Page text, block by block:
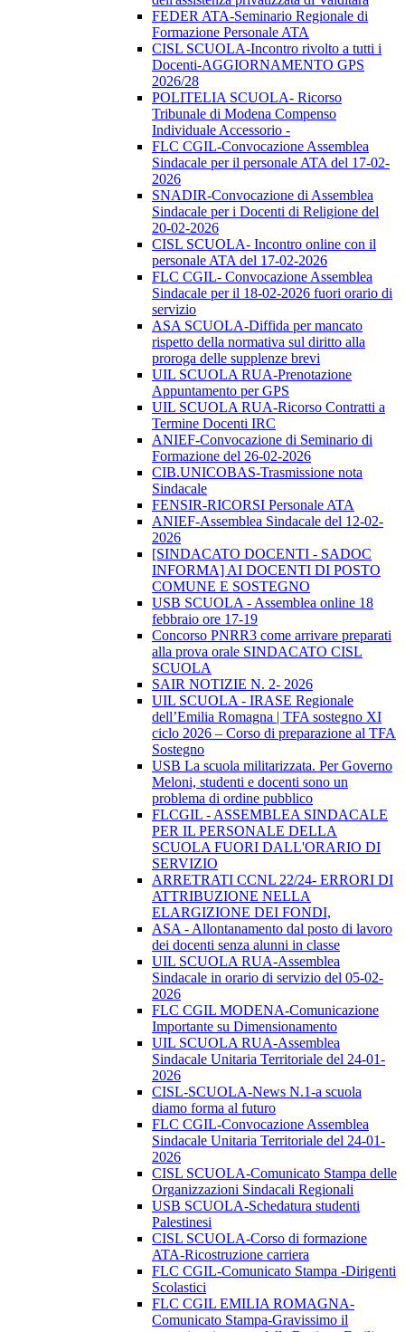
FEDER ATA-Seminario Regionale di
Formazione Personale ATA
CISL SCUOLA-Incontro rivolto a tutti i
Docenti-AGGIORNAMENTO GPS
2026/28
POLITELIA SCUOLA- Ricorso
Tribunale di Modena Compenso
Individuale Accessorio -
FLC CGIL-Convocazione Assemblea
Sindacale per il personale ATA del 17-02-
2026
SNADIR-Convocazione di Assemblea
Sindacale per i Docenti di Religione del
20-02-2026
CISL SCUOLA- Incontro online con il
personale ATA del 17-02-2026
FLC CGIL- Convocazione Assemblea
Sindacale per il 18-02-2026 fuori orario di
servizio
ASA SCUOLA-Diffida per mancato
rispetto della normativa sul diritto alla
proroga delle supplenze brevi
UIL SCUOLA RUA-Prenotazione
Appuntamento per GPS
UIL SCUOLA RUA-Ricorso Contratti a
Termine Docenti IRC
ANIEF-Convocazione di Seminario di
Formazione del 26-02-2026
CIB.UNICOBAS-Trasmissione nota
Sindacale
FENSIR-RICORSI Personale ATA
ANIEF-Assemblea Sindacale del 12-02-
2026
[SINDACATO DOCENTI - SADOC
INFORMA] AI DOCENTI DI POSTO
COMUNE E SOSTEGNO
USB SCUOLA - Assemblea online 18
febbraio ore 17-19
Concorso PNRR3 come arrivare preparati
alla prova orale SINDACATO CISL
SCUOLA
SAIR NOTIZIE N. 2- 2026
UIL SCUOLA - IRASE Regionale
dell’Emilia Romagna | TFA sostegno XI
ciclo 2026 – Corso di preparazione al TFA
Sostegno
USB La scuola militarizzata. Per Governo
Meloni, studenti e docenti sono un
problema di ordine pubblico
FLCGIL - ASSEMBLEA SINDACALE
PER IL PERSONALE DELLA
SCUOLA FUORI DALL'ORARIO DI
SERVIZIO
ARRETRATI CCNL 22/24- ERRORI DI
ATTRIBUZIONE NELLA
ELARGIZIONE DEI FONDI,
ASA - Allontanamento dal posto di lavoro
dei docenti senza alunni in classe
UIL SCUOLA RUA-Assemblea
Sindacale in orario di servizio del 05-02-
2026
FLC CGIL MODENA-Comunicazione
Importante su Dimensionamento
UIL SCUOLA RUA-Assemblea
Sindacale Unitaria Territoriale del 24-01-
2026
CISL-SCUOLA-News N.1-a scuola
diamo forma al futuro
FLC CGIL-Convocazione Assemblea
Sindacale Unitaria Territoriale del 24-01-
2026
CISL SCUOLA-Comunicato Stampa delle
Organizzazioni Sindacali Regionali
USB SCUOLA-Schedatura studenti
Palestinesi
CISL SCUOLA-Corso di formazione
ATA-Ricostruzione carriera
FLC CGIL-Comunicato Stampa -Dirigenti
Scolastici
FLC CGIL EMILIA ROMAGNA-
Comunicato Stampa-Gravissimo il